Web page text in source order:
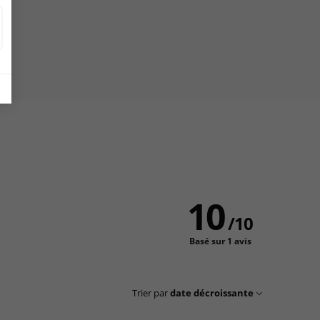
10/10
Basé sur 1 avis
Trier pardate décroissante